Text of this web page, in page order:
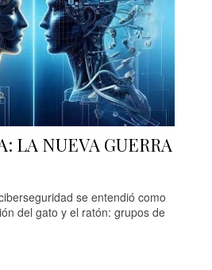
LA NUEVA GUERRA
se entendió como
del gato y el ratón: grupos de